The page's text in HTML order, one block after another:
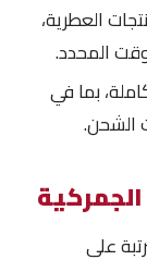
العطرية،
المحدد.
بما في
الشحن.
على